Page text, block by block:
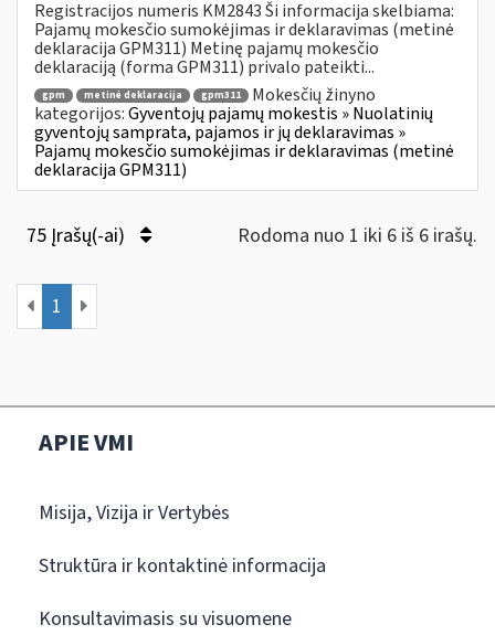
Registracijos numeris KM2843 Ši informacija skelbiama:
Pajamų mokesčio sumokėjimas ir deklaravimas (metinė
deklaracija GPM311) Metinę pajamų mokesčio
deklaraciją (forma GPM311) privalo pateikti...
gpm metinė deklaracija gpm311
Mokesčių žinyno
kategorijos:Gyventojų pajamų mokestis » Nuolatinių
gyventojų samprata, pajamos ir jų deklaravimas »
Pajamų mokesčio sumokėjimas ir deklaravimas (metinė
deklaracija GPM311)
75 Įrašų(-ai) Rodoma nuo 1 iki 6 iš 6 irašų.
1
APIE VMI
Misija, Vizija ir Vertybės
Struktūra ir kontaktinė informacija
Konsultavimasis su visuomene